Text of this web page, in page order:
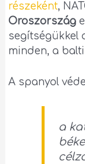
részeként,
Oroszország
segítségükkel
minden, a
A spanyol
a